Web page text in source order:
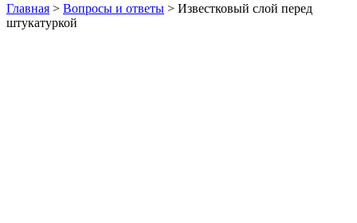
Главная > Вопросы и ответы > Известковый слой перед
штукатуркой